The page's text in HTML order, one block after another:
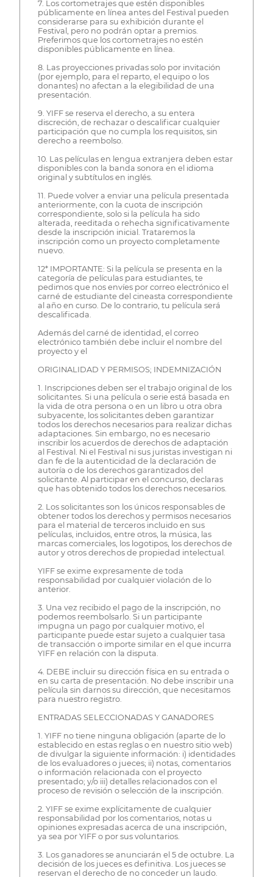
7. Los cortometrajes que estén disponibles
públicamente en línea antes del Festival pueden
considerarse para su exhibición durante el
Festival, pero no podrán optar a premios.
Preferimos que los cortometrajes no estén
disponibles públicamente en línea.
8. Las proyecciones privadas solo por invitación
(por ejemplo, para el reparto, el equipo o los
donantes) no afectan a la elegibilidad de una
presentación.
9. YIFF se reserva el derecho, a su entera
discreción, de rechazar o descalificar cualquier
participación que no cumpla los requisitos, sin
derecho a reembolso.
10. Las películas en lengua extranjera deben estar
disponibles con la banda sonora en el idioma
original y subtítulos en inglés.
11. Puede volver a enviar una película presentada
anteriormente, con la cuota de inscripción
correspondiente, solo si la película ha sido
alterada, reeditada o rehecha significativamente
desde la inscripción inicial. Trataremos la
inscripción como un proyecto completamente
nuevo.
12* IMPORTANTE: Si la película se presenta en la
categoría de películas para estudiantes, te
pedimos que nos envíes por correo electrónico el
carné de estudiante del cineasta correspondiente
al año en curso. De lo contrario, tu película será
descalificada.
Además del carné de identidad, el correo
electrónico también debe incluir el nombre del
proyecto y el
ORIGINALIDAD Y PERMISOS; INDEMNIZACIÓN
1. Inscripciones deben ser el trabajo original de los
solicitantes. Si una película o serie está basada en
la vida de otra persona o en un libro u otra obra
subyacente, los solicitantes deben garantizar
todos los derechos necesarios para realizar dichas
adaptaciones. Sin embargo, no es necesario
inscribir los acuerdos de derechos de adaptación
al Festival. Ni el Festival ni sus juristas investigan ni
dan fe de la autenticidad de la declaración de
autoría o de los derechos garantizados del
solicitante. Al participar en el concurso, declaras
que has obtenido todos los derechos necesarios.
2. Los solicitantes son los únicos responsables de
obtener todos los derechos y permisos necesarios
para el material de terceros incluido en sus
películas, incluidos, entre otros, la música, las
marcas comerciales, los logotipos, los derechos de
autor y otros derechos de propiedad intelectual.
YIFF se exime expresamente de toda
responsabilidad por cualquier violación de lo
anterior.
3. Una vez recibido el pago de la inscripción, no
podemos reembolsarlo. Si un participante
impugna un pago por cualquier motivo, el
participante puede estar sujeto a cualquier tasa
de transacción o importe similar en el que incurra
YIFF en relación con la disputa.
4. DEBE incluir su dirección física en su entrada o
en su carta de presentación. No debe inscribir una
película sin darnos su dirección, que necesitamos
para nuestro registro.
ENTRADAS SELECCIONADAS Y GANADORES
1. YIFF no tiene ninguna obligación (aparte de lo
establecido en estas reglas o en nuestro sitio web)
de divulgar la siguiente información: i) identidades
de los evaluadores o jueces; ii) notas, comentarios
o información relacionada con el proyecto
presentado; y/o iii) detalles relacionados con el
proceso de revisión o selección de la inscripción.
2. YIFF se exime explícitamente de cualquier
responsabilidad por los comentarios, notas u
opiniones expresadas acerca de una inscripción,
ya sea por YIFF o por sus voluntarios.
3. Los ganadores se anunciarán el 5 de octubre. La
decisión de los jueces es definitiva. Los jueces se
reservan el derecho de no conceder un laudo.